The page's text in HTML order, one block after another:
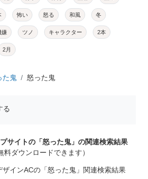
怖い 怒る 和風 冬
嫌 ツノ キャラクター 2本
2月
た鬼 怒った鬼
る
サイトの「怒った鬼」の関連検索結果
料ダウンロードできます）
ザインACの「怒った鬼」関連検索結果